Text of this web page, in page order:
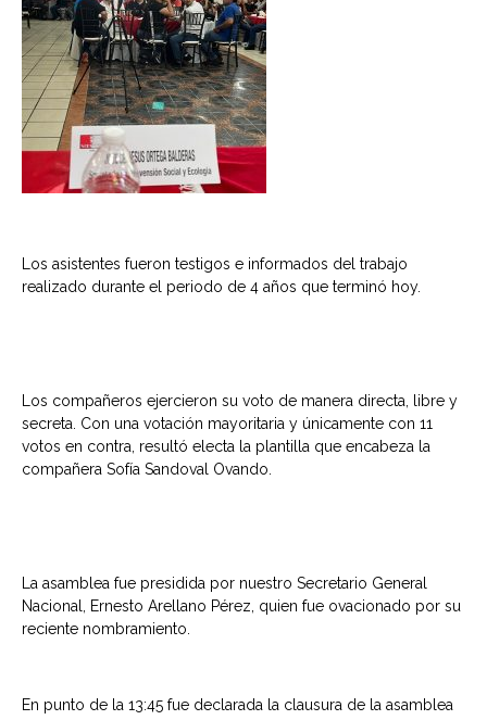
Los asistentes fueron testigos e informados del trabajo
realizado durante el periodo de 4 años que terminó hoy.
Los compañeros ejercieron su voto de manera directa, libre y
secreta. Con una votación mayoritaria y únicamente con 11
votos en contra, resultó electa la plantilla que encabeza la
compañera Sofía Sandoval Ovando.
La asamblea fue presidida por nuestro Secretario General
Nacional, Ernesto Arellano Pérez, quien fue ovacionado por su
reciente nombramiento.
En punto de la 13:45 fue declarada la clausura de la asamblea